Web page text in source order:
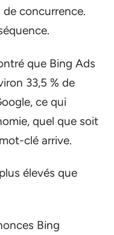
de concurrence.
que Bing Ads
33,5 % de
ce qui
quel que soit
clé arrive.
élevés que
Bing